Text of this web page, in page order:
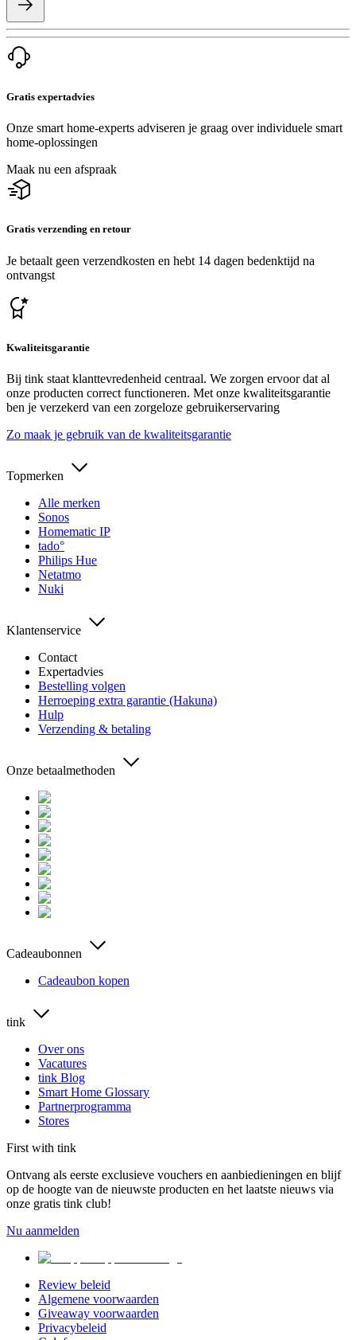
Gratis expertadvies
Onze smart home-experts adviseren je graag over individuele smart
home-oplossingen
Maak nu een afspraak
Gratis verzending en retour
Je betaalt geen verzendkosten en hebt 14 dagen bedenktijd na
ontvangst
Kwaliteitsgarantie
Bij tink staat klanttevredenheid centraal. We zorgen ervoor dat al
onze producten correct functioneren. Met onze kwaliteitsgarantie
ben je verzekerd van een zorgeloze gebruikerservaring
Zo maak je gebruik van de kwaliteitsgarantie
Topmerken
Alle merken
Sonos
Homematic IP
tado°
Philips Hue
Netatmo
Nuki
Klantenservice
Contact
Expertadvies
Bestelling volgen
Herroeping extra garantie (Hakuna)
Hulp
Verzending & betaling
Onze betaalmethoden
Cadeaubonnen
Cadeaubon kopen
tink
Over ons
Vacatures
tink Blog
Smart Home Glossary
Partnerprogramma
Stores
First with tink
Ontvang als eerste exclusieve vouchers en aanbiedieningen en blijf
op de hoogte van de nieuwste producten en het laatste nieuws via
onze gratis tink club!
Nu aanmelden
Review beleid
Algemene voorwaarden
Giveaway voorwaarden
Privacybeleid